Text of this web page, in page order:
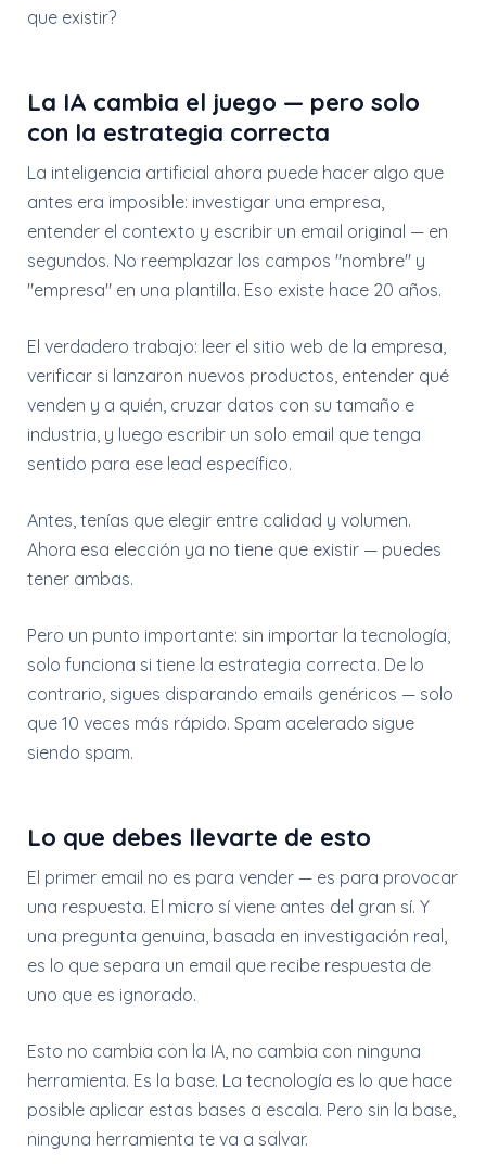
que existir?
La IA cambia el juego — pero solo
con la estrategia correcta
La inteligencia artificial ahora puede hacer algo que
antes era imposible: investigar una empresa,
entender el contexto y escribir un email original — en
segundos. No reemplazar los campos "nombre" y
"empresa" en una plantilla. Eso existe hace 20 años.
El verdadero trabajo: leer el sitio web de la empresa,
verificar si lanzaron nuevos productos, entender qué
venden y a quién, cruzar datos con su tamaño e
industria, y luego escribir un solo email que tenga
sentido para ese lead específico.
Antes, tenías que elegir entre calidad y volumen.
Ahora esa elección ya no tiene que existir — puedes
tener ambas.
Pero un punto importante: sin importar la tecnología,
solo funciona si tiene la estrategia correcta. De lo
contrario, sigues disparando emails genéricos — solo
que 10 veces más rápido. Spam acelerado sigue
siendo spam.
Lo que debes llevarte de esto
El primer email no es para vender — es para provocar
una respuesta. El micro sí viene antes del gran sí. Y
una pregunta genuina, basada en investigación real,
es lo que separa un email que recibe respuesta de
uno que es ignorado.
Esto no cambia con la IA, no cambia con ninguna
herramienta. Es la base. La tecnología es lo que hace
posible aplicar estas bases a escala. Pero sin la base,
ninguna herramienta te va a salvar.